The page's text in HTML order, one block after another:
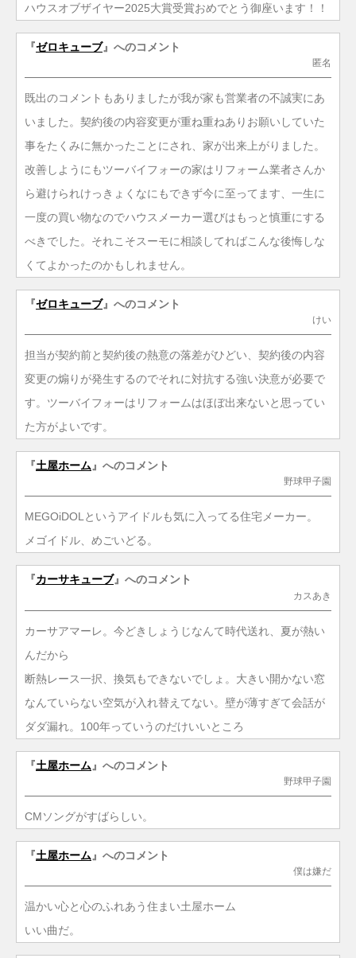
ハウスオブザイヤー2025大賞受賞おめでとう御座います！！
『ゼロキューブ』へのコメント
匿名
既出のコメントもありましたが我が家も営業者の不誠実にあ
いました。契約後の内容変更が重ね重ねありお願いしていた
事をたくみに無かったことにされ、家が出来上がりました。
改善しようにもツーバイフォーの家はリフォーム業者さんか
ら避けられけっきょくなにもできず今に至ってます、一生に
一度の買い物なのでハウスメーカー選びはもっと慎重にする
べきでした。それこそスーモに相談してればこんな後悔しな
くてよかったのかもしれません。
『ゼロキューブ』へのコメント
けい
担当が契約前と契約後の熱意の落差がひどい、契約後の内容
変更の煽りが発生するのでそれに対抗する強い決意が必要で
す。ツーバイフォーはリフォームはほぼ出来ないと思ってい
た方がよいです。
『土屋ホーム 』へのコメント
野球甲子園
MEGOiDOLというアイドルも気に入ってる住宅メーカー。
メゴイドル、めごいどる。
『カーサキューブ』へのコメント
カスあき
カーサアマーレ。今どきしょうじなんて時代送れ、夏が熱い
んだから
断熱レース一択、換気もできないでしょ。大きい開かない窓
なんていらない空気が入れ替えてない。壁が薄すぎて会話が
ダダ漏れ。100年っていうのだけいいところ
『土屋ホーム 』へのコメント
野球甲子園
CMソングがすばらしい。
『土屋ホーム 』へのコメント
僕は嫌だ
温かい心と心のふれあう住まい土屋ホーム
いい曲だ。